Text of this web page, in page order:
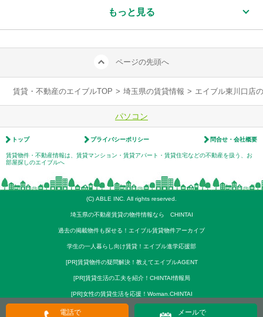
もっと見る
電話で メールで
ページの先頭へ
賃貸・不動産のエイブルTOP > 埼玉県の賃貸情報 > エイブル東川口店
パソコン
トップ プライバシーポリシー 問合せ・会社概要
賃貸物件・不動産情報は、賃貸マンション・賃貸アパート・賃貸住宅などの不動産を扱う、お
部屋探しのエイブルへ
(C) ABLE INC. All rights reserved.
埼玉県の不動産賃貸の物件情報なら CHINTAI
過去の掲載物件も探せる！エイブル賃貸物件アーカイブ
学生の一人暮らし向け賃貸！エイブル進学応援部
[PR]賃貸物件の疑問解決！教えてエイブルAGENT
[PR]賃貸生活の工夫を紹介！CHINTAI情報局
[PR]女性の賃貸生活を応援！Woman.CHINTAI